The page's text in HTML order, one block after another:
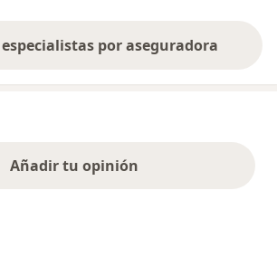
por aseguradora
Añadir tu opinión